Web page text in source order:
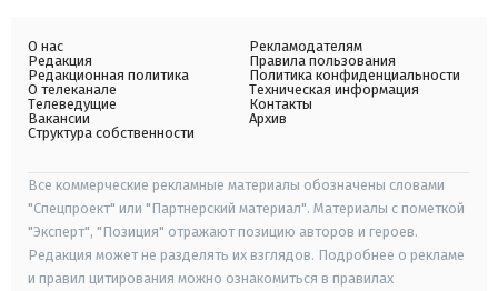
О нас
Редакция
Редакционная политика
О телеканале
Телеведущие
Вакансии
Структура собственности
Рекламодателям
Правила пользования
Политика конфиденциальности
Техническая информация
Контакты
Архив
Все коммерческие рекламные материалы обозначены словами
"Спецпроект" или "Партнерский материал". Материалы с пометкой
"Эксперт", "Позиция" отражают позицию авторов и героев.
Редакция может не разделять их взглядов. Подробнее о рекламе
и правил цитирования можно ознакомиться в правилах